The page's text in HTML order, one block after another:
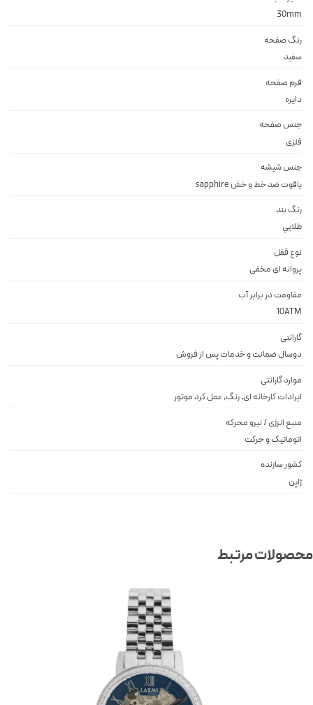
30mm
رنگ صفحه
سفيد
فرم صفحه
دايره
جنس صفحه
فلزى
جنس شیشه
ياقوت ضد خط و خش sapphire
رنگ بند
طلايي
نوع قفل
پروانه اى مخفى
مقاومت در برابر آب
10ATM
گارانتی
دوسال ضمانت و خدمات پس از فروش
موارد گارانتی
ایرادات کارخانه ای, رنگ, عمل کرد موتور
منبع انرژی / نیرو محرکه
اتوماتیک و حرکت
کشور سازنده
ژاپن
مرتبط